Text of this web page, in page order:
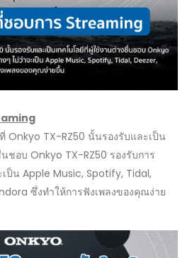
TX-RZ50 นั้นรองรับและเป็น
ชอบ Onkyo TX-RZ50 รองรับการ
ป็น Apple Music, Spotify, Tidal,
ซึ่งทำให้การฟังเพลงของคุณง่าย